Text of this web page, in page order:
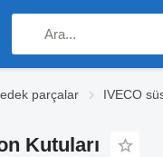
parçalar IVECO
Kutuları